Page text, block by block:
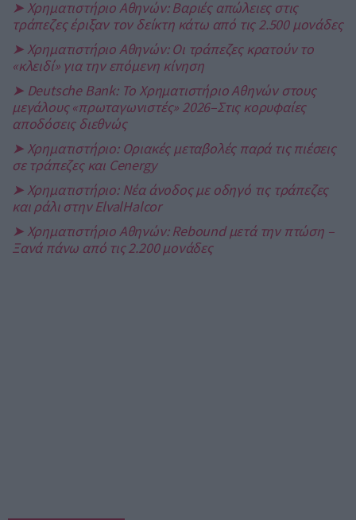
➤ Χρηματιστήριο Αθηνών: Βαριές απώλειες στις
τράπεζες έριξαν τον δείκτη κάτω από τις 2.500 μονάδες
➤ Χρηματιστήριο Αθηνών: Οι τράπεζες κρατούν το
«κλειδί» για την επόμενη κίνηση
➤ Deutsche Bank: Το Χρηματιστήριο Αθηνών στους
μεγάλους «πρωταγωνιστές» 2026–Στις κορυφαίες
αποδόσεις διεθνώς
➤ Χρηματιστήριο: Οριακές μεταβολές παρά τις πιέσεις
σε τράπεζες και Cenergy
➤ Χρηματιστήριο: Νέα άνοδος με οδηγό τις τράπεζες
και ράλι στην ElvalHalcor
➤ Χρηματιστήριο Αθηνών: Rebound μετά την πτώση –
Ξανά πάνω από τις 2.200 μονάδες